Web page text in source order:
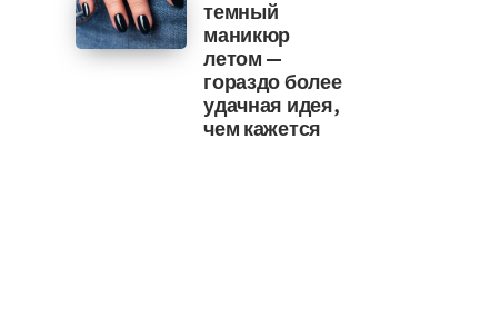
темный
маникюр
летом —
гораздо более
удачная идея,
чем кажется